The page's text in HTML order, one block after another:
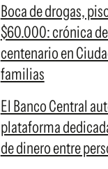
Boca de drogas,
$60.000: crónica
centenario en
familias
El Banco Central
plataforma
de dinero entre